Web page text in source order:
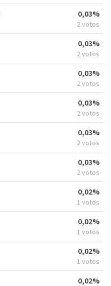
0,03%
2 votos
0,03%
2 votos
0,03%
2 votos
0,03%
2 votos
0,03%
2 votos
0,03%
2 votos
0,02%
1 votos
0,02%
1 votos
0,02%
1 votos
0,02%